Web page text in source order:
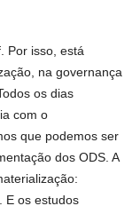
Por isso, está
na governança
os dias
com o
que podemos ser
dos ODS. A
E os estudos